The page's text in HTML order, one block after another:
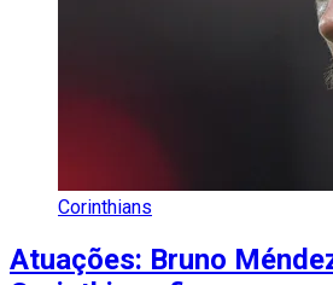
Corinthians
Atuações: Bruno